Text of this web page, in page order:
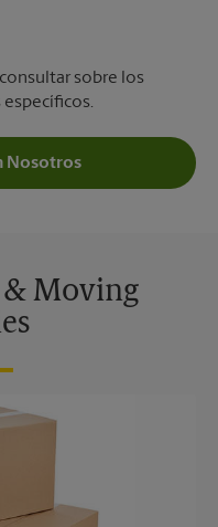
sobre los
específicos.
Nosotros
& Moving